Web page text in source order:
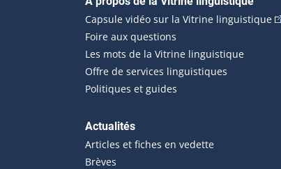
Navigation
Capsule vidéo sur la Vitrine linguistique
Foire aux questions
Les mots de la Vitrine linguistique
Offre de services linguistiques
Politiques et guides
Actualités
Articles et fiches en vedette
Brèves